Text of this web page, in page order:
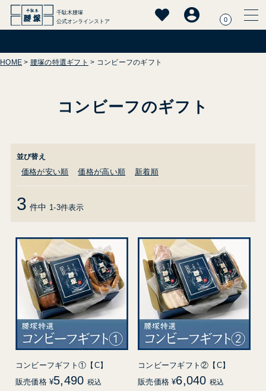
千駄木腰塚
公式オンラインストア
0
HOME 腰塚の特選ギフト コンビーフのギフト
コンビーフのギフト
並び替え
価格が安い順 価格が高い順 新着順
3 件中 1-3件表示
コンビーフギフト①【C】
販売価格 ¥5,490 税込
コンビーフギフト②【C】
販売価格 ¥6,040 税込